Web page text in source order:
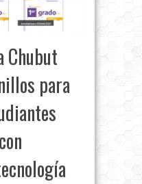
Chubut
para